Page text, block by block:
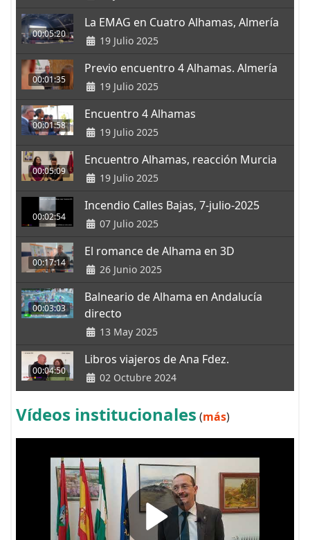
00:05:20
La EMAG en Cuatro Alhamas, Almería
19 Julio 2025
00:01:35
Previo encuentro 4 Alhamas. Almería
19 Julio 2025
00:01:58
Encuentro 4 Alhamas
19 Julio 2025
00:05:09
Encuentro Alhamas, reacción Murcia
19 Julio 2025
00:02:54
Incendio Calles Bajas, 7-julio-2025
07 Julio 2025
00:17:14
El romance de Alhama en 3D
26 Junio 2025
00:03:03
Balneario de Alhama en Andalucía
directo
13 May 2025
00:04:50
Libros viajeros de Ana Fdez.
02 Octubre 2024
Vídeos institucionales (más)